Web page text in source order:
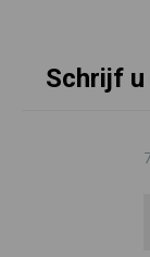
Schrijf